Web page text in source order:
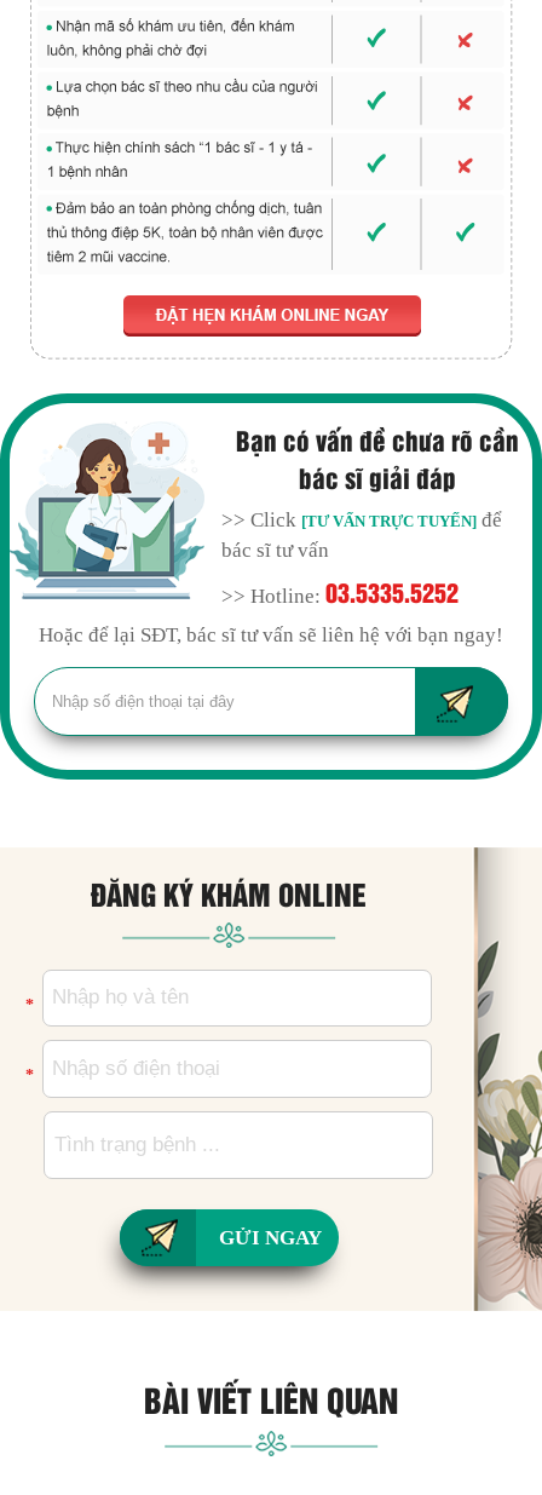
Bạn có vấn đề chưa rõ cần
bác sĩ giải đáp
>> Click [TƯ VẤN TRỰC TUYẾN] để
bác sĩ tư vấn
>> Hotline:03.5335.5252
Hoặc để lại SĐT, bác sĩ tư vấn sẽ liên hệ với bạn ngay!
ĐĂNG KÝ KHÁM ONLINE
*
*
GỬI NGAY
BÀI VIẾT LIÊN QUAN